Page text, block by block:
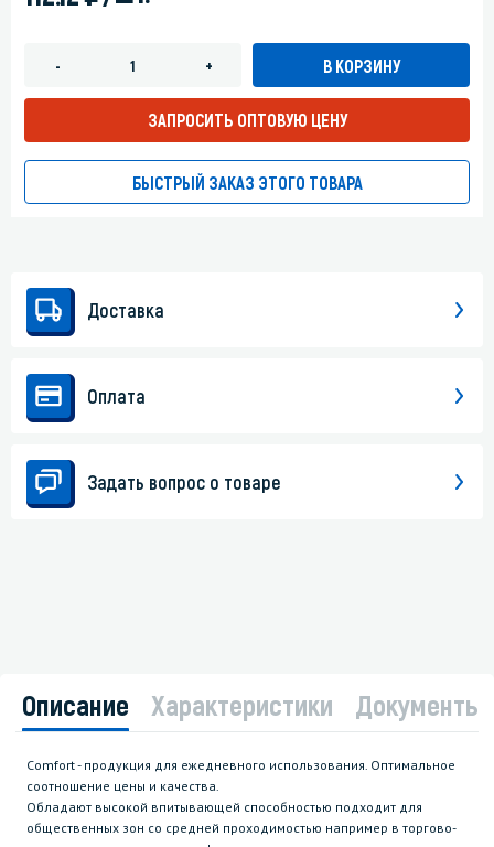
- + В КОРЗИНУ
ЗАПРОСИТЬ ОПТОВУЮ ЦЕНУ
БЫСТРЫЙ ЗАКАЗ ЭТОГО ТОВАРА
Доставка
Оплата
Задать вопрос о товаре
Описание Характеристики Документы
Comfort - продукция для ежедневного использования. Оптимальное
соотношение цены и качества.
Обладают высокой впитывающей способностью подходит для
общественных зон со средней проходимостью например в торгово-